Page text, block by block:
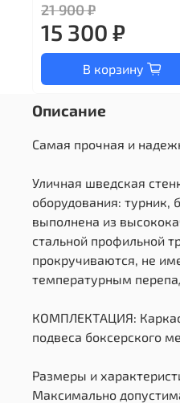
21 900 ₽
15 300 ₽
В корзину
Описание
Самая прочная и
Уличная шведская
оборудования: турник,
выполнена из
стальной профильной
прокручиваются, не
температурным
КОМПЛЕКТАЦИЯ: Каркас
подвеса боксерского
Размеры и
Максимально